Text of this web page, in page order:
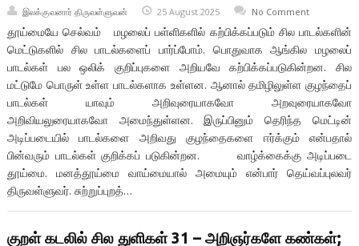
இலக்குவனார் திருவள்ளுவன் 25 August 2025 No Comment
தூய்மையே செல்வம் மழலைப் பள்ளிகளில் கற்பிக்கப்படும் சில பாடல்களின்
மெட்டுகளில் சில பாடல்களைப் பார்ப்போம். பொதுவாக ஆங்கில மழலைப்
பாடல்கள் பல ஒலிக் குறிப்புகளை அறியவே கற்பிக்கப்படுகின்றன. சில
மட்டுமே பொருள் உள்ள பாடல்களாக உள்ளன. ஆனால் தமிழிலுள்ள குழந்தைப்
பாடல்கள் யாவும் அறிவுரையாகவோ அறவுரையாகவோ
அறிவியலுரையாகவோ அமைந்துள்ளன. இருப்பினும் தெரிந்த மெட்டின்
அடிப்படையில் பாடல்களை அறிவது குழந்தைகளை ஈர்க்கும் என்பதால்
பின்வரும் பாடல்கள் குறிக்கப் படுகின்றன. வாழ்க்கைக்கு அடிப்படை
தூய்மை. மனத்தூய்மை வாய்மையால் அமையும் என்பார் தெய்வப்புலவர்
திருவள்ளுவர். சுற்றுப்புறத்…
குறள் கடலில் சில துளிகள் 31 – அறிஞர்களே கண்கள்;